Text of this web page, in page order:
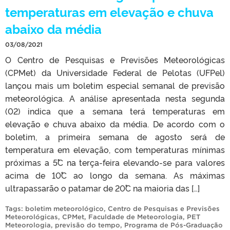
temperaturas em elevação e chuva
abaixo da média
03/08/2021
O Centro de Pesquisas e Previsões Meteorológicas
(CPMet) da Universidade Federal de Pelotas (UFPel)
lançou mais um boletim especial semanal de previsão
meteorológica. A análise apresentada nesta segunda
(02) indica que a semana terá temperaturas em
elevação e chuva abaixo da média. De acordo com o
boletim, a primeira semana de agosto será de
temperatura em elevação, com temperaturas mínimas
próximas a 5˚C na terça-feira elevando-se para valores
acima de 10˚C ao longo da semana. As máximas
ultrapassarão o patamar de 20˚C na maioria das […]
Tags: boletim meteorológico, Centro de Pesquisas e Previsões
Meteorológicas, CPMet, Faculdade de Meteorologia, PET
Meteorologia, previsão do tempo, Programa de Pós-Graduação